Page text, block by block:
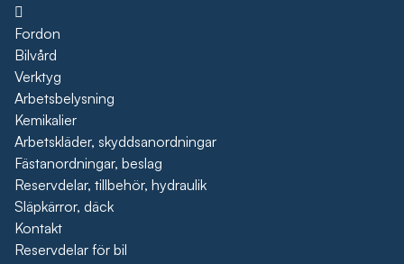
Öppna
Fordon
Bilvård
Verktyg
Arbetsbelysning
Kemikalier
Arbetskläder, skyddsanordningar
Fästanordningar, beslag
Reservdelar, tillbehör, hydraulik
Släpkärror, däck
Kontakt
Reservdelar för bil